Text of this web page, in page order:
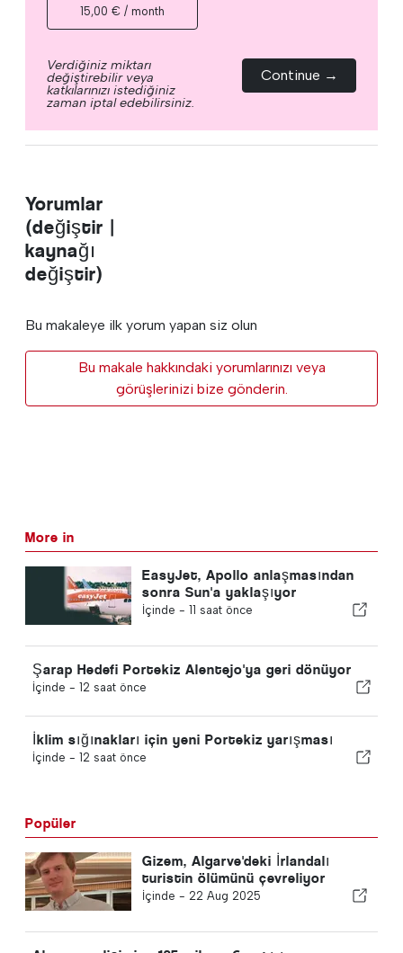
15,00 € / month
Verdiğiniz miktarı
değiştirebilir veya
katkılarınızı istediğiniz
zaman iptal edebilirsiniz.
Continue →
Yorumlar
(değiştir |
kaynağı
değiştir)
Bu makaleye ilk yorum yapan siz olun
Bu makale hakkındaki yorumlarınızı veya
görüşlerinizi bize gönderin.
More in
EasyJet, Apollo anlaşmasından
sonra Sun'a yaklaşıyor
İçinde - 11 saat önce
Şarap Hedefi Portekiz Alentejo'ya geri dönüyor
İçinde - 12 saat önce
İklim sığınakları için yeni Portekiz yarışması
İçinde - 12 saat önce
Popüler
Gizem, Algarve'deki İrlandalı
turistin ölümünü çevreliyor
İçinde - 22 Aug 2025